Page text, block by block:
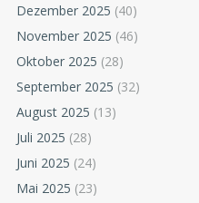
Dezember 2025 (40)
November 2025 (46)
Oktober 2025 (28)
September 2025 (32)
August 2025 (13)
Juli 2025 (28)
Juni 2025 (24)
Mai 2025 (23)